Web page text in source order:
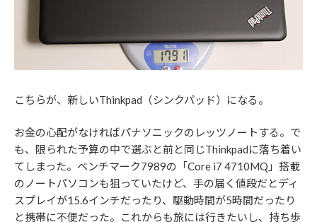
こちらが、新しいThinkpad（シンクパッド）になる。
お金の心配がなければパナソニックのレッツノートする。で
も、限られた予算の中で選ぶと前と同じThinkpadに落ち着い
てしまった。ベンチマーク7989の「Core i7 4710MQ」搭載
のノートパソコンも狙っていたけど、手の届く値段だとディ
スプレイが15.6インチだったり、駆動時間が5時間だったり
と携帯に不便だった。これからも旅には行きたいし、持ち歩